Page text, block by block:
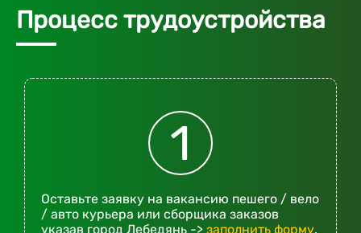
Процесс трудоустройства
1
Оставьте заявку на вакансию пешего / вело
/ авто курьера или сборщика заказов
указав город Лебедянь -> заполнить форму.